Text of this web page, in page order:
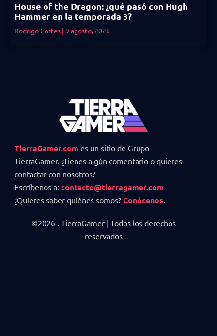
House of the Dragon: ¿qué pasó con Hugh
Hammer en la temporada 3?
Rodrigo Cortes 9 agosto, 2026
TierraGamer.com es un sitio de Grupo
TierraGamer. ¿Tienes algún comentario o quieres
contactar con nosotros?
Escríbenos a: contacto@tierragamer.com
¿Quieres saber quiénes somos? Conócenos
©2026 . TierraGamer | Todos los derechos
reservados